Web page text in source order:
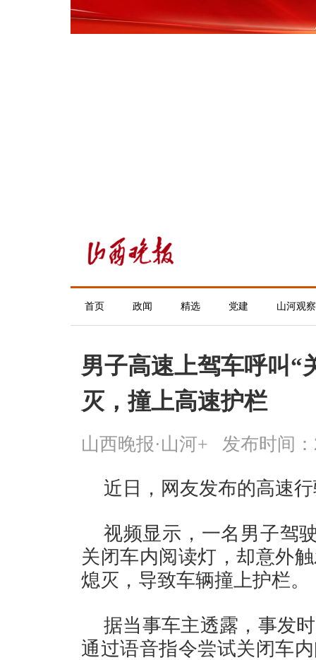
首页 政闻 精选 党建 山河观察
男子高速上驾车呼叫“
灭，撞上高速护栏
山西晚报·山河+ 发布时间：
近日，网友发布的高速
视频显示，一名男子驾
关闭车内阅读灯，却意外
熄灭，导致车辆撞上护栏。
据当事车主透露，事发
通过语音指令尝试关闭车